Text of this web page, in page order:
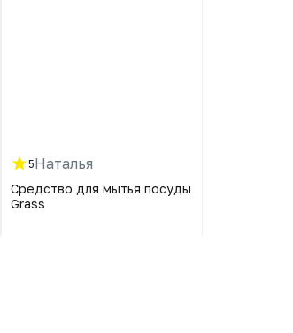
5Наталья
Средство для мытья посуды
Grass